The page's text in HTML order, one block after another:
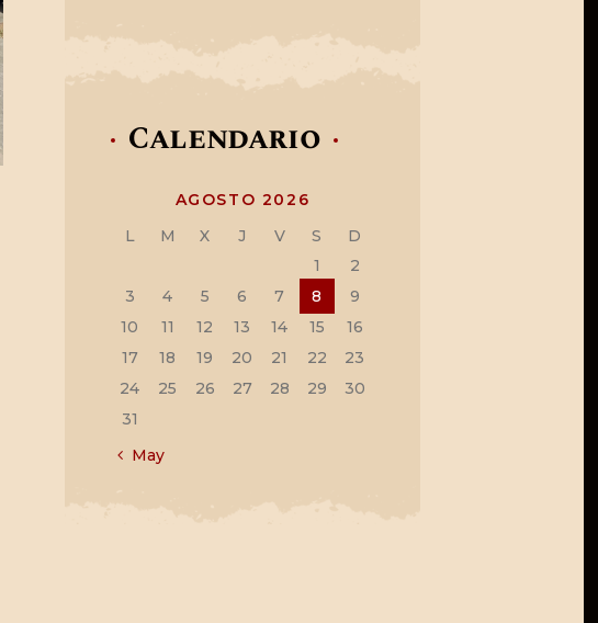
Calendario
AGOSTO 2026
L
M X J V S
D
1
2
3
4 5 6 7 8
9
10
11 12 13 14 15
16
17
18 19 20 21 22
23
24
25 26 27 28 29
30
31
« May